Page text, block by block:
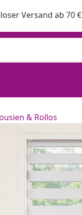
Versand ab 70 €
& Rollos